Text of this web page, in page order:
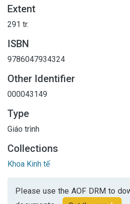
Extent
291 tr.
ISBN
9786047934324
Other Identifier
000043149
Type
Giáo trình
Collections
Khoa Kinh tế
Please use the AOF DRM to